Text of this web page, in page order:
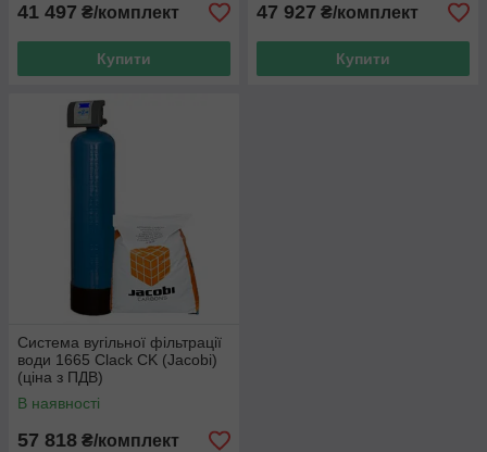
41 497 ₴/комплект
Купити
47 927 ₴/комплект
Купити
Система вугільної фільтрації
води 1665 Clack CK (Jacobi)
(ціна з ПДВ)
В наявності
57 818 ₴/комплект